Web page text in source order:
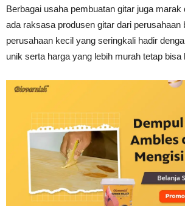
Berbagai usaha pembuatan gitar juga
ada raksasa produsen gitar dari perusahaan
perusahaan kecil yang seringkali hadir
unik serta harga yang lebih murah tetap bisa